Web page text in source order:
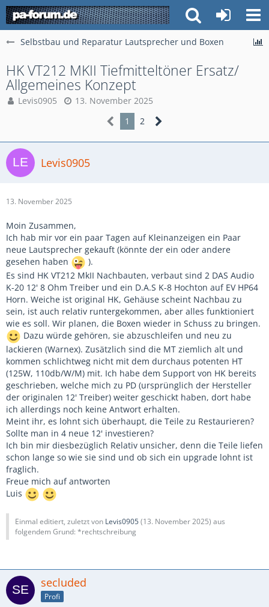
Selbstbau und Reparatur Lautsprecher und Boxen
HK VT212 MKII Tiefmitteltöner Ersatz/
Allgemeines Konzept
Levis0905
13. November 2025
1
2
Levis0905
13. November 2025
Moin Zusammen,
Ich hab mir vor ein paar Tagen auf Kleinanzeigen ein Paar
neue Lautsprecher gekauft (könnte der ein oder andere
gesehen haben
).
Es sind HK VT212 MkII Nachbauten, verbaut sind 2 DAS Audio
K-20 12' 8 Ohm Treiber und ein D.A.S K-8 Hochton auf EV HP64
Horn. Weiche ist original HK, Gehäuse scheint Nachbau zu
sein, ist auch relativ runtergekommen, aber alles funktioniert
wie es soll. Wir planen, die Boxen wieder in Schuss zu bringen.
Dazu würde gehören, sie abzuschleifen und neu zu
lackieren (Warnex). Zusätzlich sind die MT ziemlich alt und
kommen schlichtweg nicht mit dem durchaus potenten HT
(125W, 110db/W/M) mit. Ich habe dem Support von HK bereits
geschrieben, welche mich zu PD (ursprünglich der Hersteller
der originalen 12' Treiber) weiter geschickt haben, dort habe
ich allerdings noch keine Antwort erhalten.
Meint ihr, es lohnt sich überhaupt, die Teile zu Restaurieren?
Sollte man in 4 neue 12' investieren?
Ich bin mir diesbezüglich Relativ unsicher, denn die Teile liefen
schon lange so wie sie sind und ob sich ein upgrade lohnt ist
fraglich.
Freue mich auf antworten
Luis
Einmal editiert, zuletzt von Levis0905(13. November 2025) aus
folgendem Grund: *rechtschreibung
secluded
Profi